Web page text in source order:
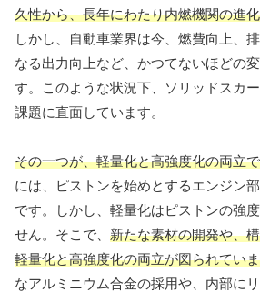
久性から、長年にわたり内燃機関の進
しかし、自動車業界は今、燃費向上、
なる出力向上など、かつてないほどの
す。このような状況下、ソリッドスカ
課題に直面しています。
その一つが、軽量化と高強度化の両立
には、ピストンを始めとするエンジン
です。しかし、軽量化はピストンの強
せん。そこで、 新たな素材の開発や、
軽量化と高強度化の両立が図られてい
なアルミニウム合金の採用や、内部に